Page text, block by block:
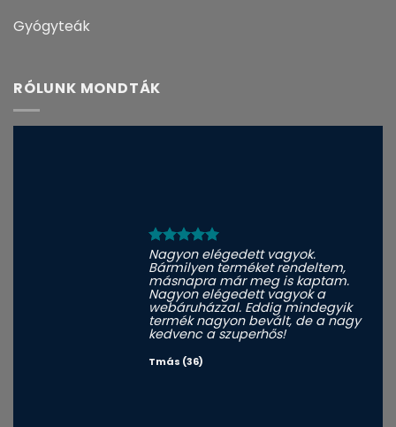
Gyógyteák
RÓLUNK MONDTÁK
Nagyon elégedett vagyok.
Bármilyen terméket rendeltem,
másnapra már meg is kaptam.
Nagyon elégedett vagyok a
webáruházzal. Eddig mindegyik
termék nagyon bevált, de a nagy
kedvenc a szuperhős!
Tmás (36)